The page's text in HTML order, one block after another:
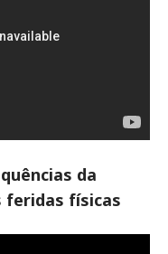
da
feridas físicas